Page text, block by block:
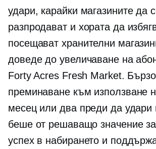
удари, карайки магазините да
разпродават и хората да
посещават хранителни
доведе до увеличаване на
Forty Acres Fresh Market.
преминаване към използване
месец или два преди да удари
беше от решаващо значение
успех в набирането и